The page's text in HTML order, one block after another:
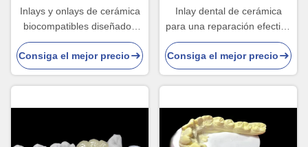
Inlays y onlays de cerámica
biocompatibles diseñados
para una durabilidad
confortable e integración
perfecta con los dientes
naturales
Consiga el mejor precio
Inlay dental de cerámica
para una reparación efectiva
de los dientes con
soluciones de porcelana
duraderas y estéticas para
una restauración duradera
Consiga el mejor precio